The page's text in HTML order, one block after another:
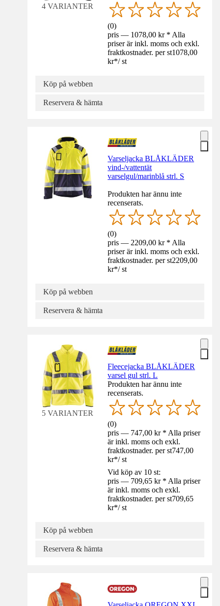
4 VARIANTER
(0)
pris — 1078,00 kr * Alla
priser är inkl. moms och exkl.
fraktkostnader. per st1078,00
kr*/ st
Köp på webben
Reservera & hämta
Varseljacka BLÅKLÄDER
vind-/vattentät
varselgul/marinblå strl. S
Produkten har ännu inte
recenserats.
(0)
pris — 2209,00 kr * Alla
priser är inkl. moms och exkl.
fraktkostnader. per st2209,00
kr*/ st
Köp på webben
Reservera & hämta
5 VARIANTER
Fleecejacka BLÅKLÄDER
varsel gul strl. L
Produkten har ännu inte
recenserats.
(0)
pris — 747,00 kr * Alla priser
är inkl. moms och exkl.
fraktkostnader. per st747,00
kr*/ st
Vid köp av 10 st:
pris — 709,65 kr * Alla priser
är inkl. moms och exkl.
fraktkostnader. per st709,65
kr*/ st
Köp på webben
Reservera & hämta